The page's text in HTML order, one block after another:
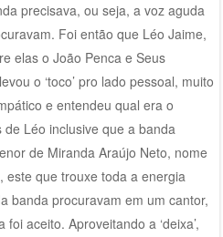
precisava, ou seja, a voz aguda
Foi então que Léo Jaime,
elas o João Penca e Seus
o ‘toco’ pro lado pessoal, muito
e entendeu qual era o
Léo inclusive que a banda
de Miranda Araújo Neto, nome
este que trouxe toda a energia
banda procuravam em um cantor,
aceito. Aproveitando a ‘deixa’,